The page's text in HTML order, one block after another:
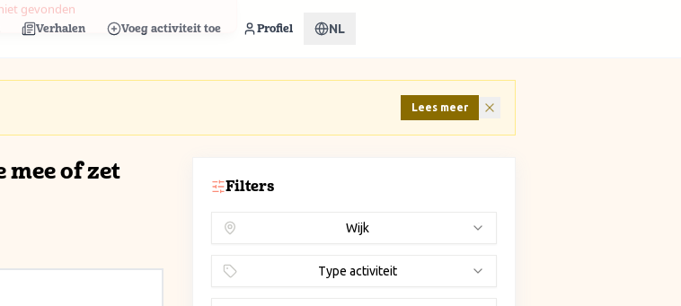
Verhalen Voeg activiteit toe Profiel NL
Lees meer
mee of zet
Filters
Wijk
Type activiteit